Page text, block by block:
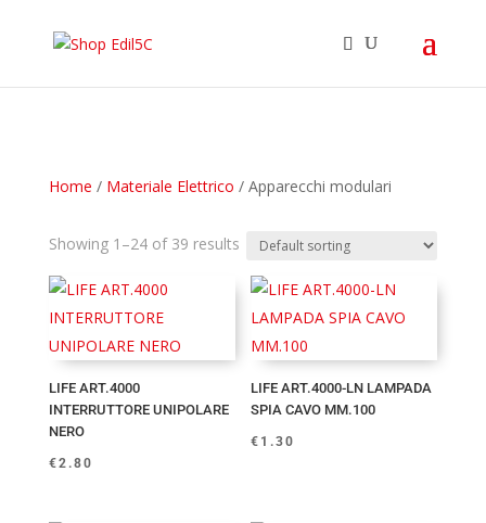
Home / Materiale Elettrico / Apparecchi modulari
Showing 1–24 of 39 results
LIFE ART.4000
INTERRUTTORE UNIPOLARE
NERO
€2.80
LIFE ART.4000-LN LAMPADA
SPIA CAVO MM.100
€ 1.30